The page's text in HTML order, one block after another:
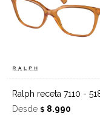
Ralph receta 7110 -
Desde $ 8.990